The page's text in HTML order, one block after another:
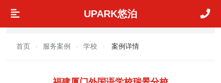
UPARK悠泊
首页 › 服务案例 › 学校 › 案例详情